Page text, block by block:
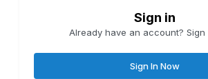
Sign in
Already have an account? Sign
Sign In Now